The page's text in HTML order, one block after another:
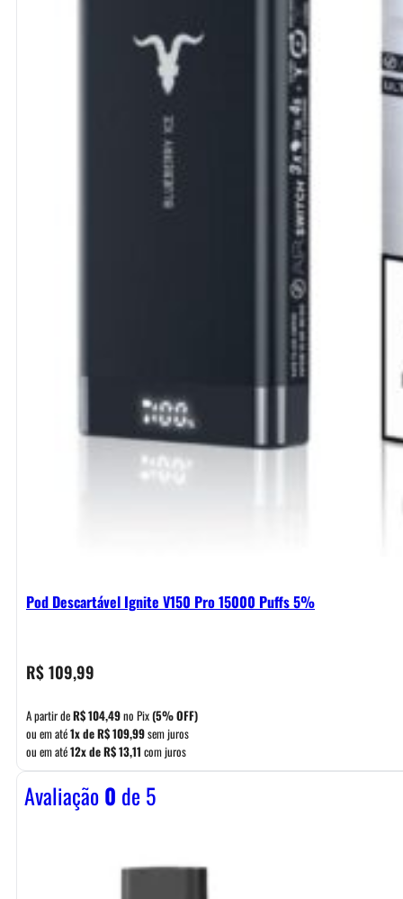
Pod Descartável Ignite V150 Pro 15000 Puffs 5%
R$109,99
A partir deR$104,49no Pix(5% OFF)
ou em até1x deR$109,99sem juros
ou em até12x deR$13,11 com juros
Avaliação0 de 5